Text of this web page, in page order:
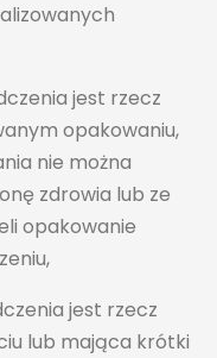
jest rzecz
opakowaniu,
nie można
zdrowia lub ze
opakowanie
jest rzecz
lub mająca krótki